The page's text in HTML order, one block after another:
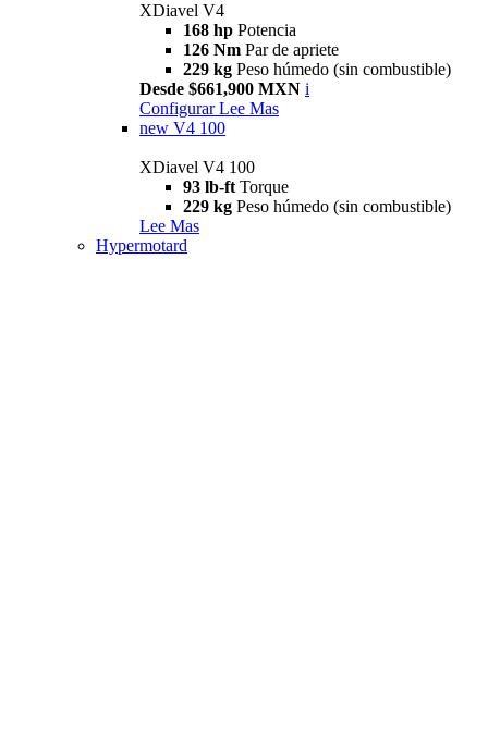
XDiavel V4
168 hp Potencia
126 Nm Par de apriete
229 kg Peso húmedo (sin combustible)
Desde $661,900 MXN i
Configurar Lee Mas
new V4 100
XDiavel V4 100
93 lb-ft Torque
229 kg Peso húmedo (sin combustible)
Lee Mas
Hypermotard